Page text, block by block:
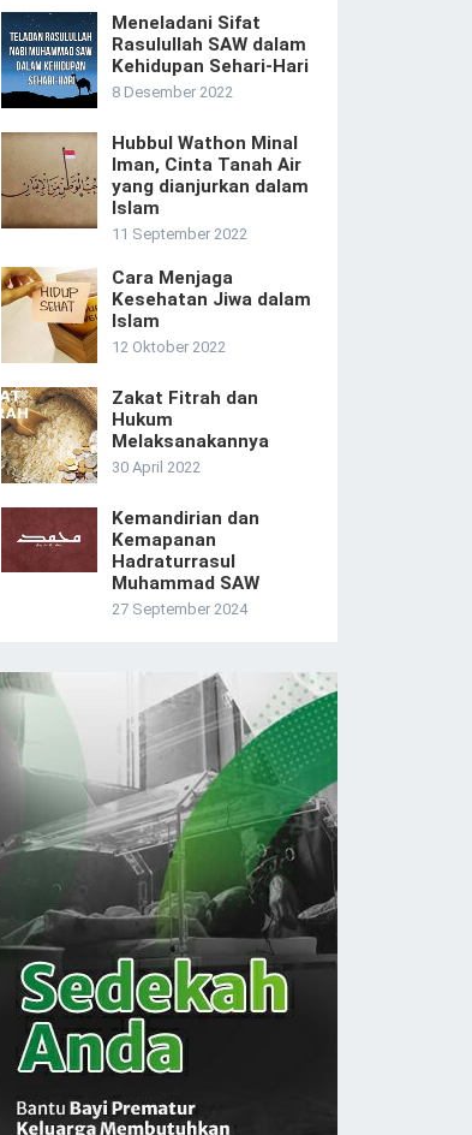
Meneladani Sifat
Rasulullah SAW dalam
Kehidupan Sehari-Hari
8 Desember 2022
Hubbul Wathon Minal
Iman, Cinta Tanah Air
yang dianjurkan dalam
Islam
11 September 2022
Cara Menjaga
Kesehatan Jiwa dalam
Islam
12 Oktober 2022
Zakat Fitrah dan
Hukum
Melaksanakannya
30 April 2022
Kemandirian dan
Kemapanan
Hadraturrasul
Muhammad SAW
27 September 2024